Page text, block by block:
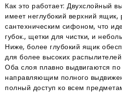
Как это работает: Двухслойный
имеет неглубокий верхний
сантехническим сифоном, что
губок., щетки для чистки, и
Ниже, более глубокий ящик
для более высоких
Оба слоя плавно выдвигаются
направляющим полного
полный доступ ко всем